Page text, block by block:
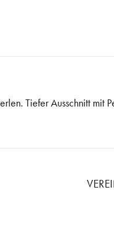
Tiefer Ausschnitt mit